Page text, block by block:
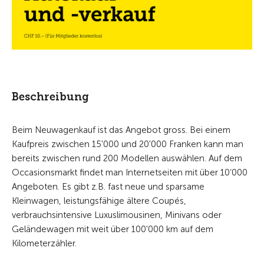
Beschreibung
Beim Neuwagenkauf ist das Angebot gross. Bei einem
Kaufpreis zwischen 15'000 und 20'000 Franken kann man
bereits zwischen rund 200 Modellen auswählen. Auf dem
Occasionsmarkt findet man Internetseiten mit über 10‘000
Angeboten. Es gibt z.B. fast neue und sparsame
Kleinwagen, leistungsfähige ältere Coupés,
verbrauchsintensive Luxuslimousinen, Minivans oder
Geländewagen mit weit über 100'000 km auf dem
Kilometerzähler.